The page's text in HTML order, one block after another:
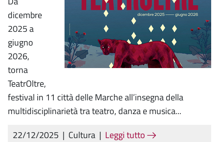
dicembre
2025 a
giugno
2026,
torna
TeatrOltre,
festival in 11 città delle Marche all’insegna della
multidisciplinarietà tra teatro, danza e musica...
22/12/2025 | Cultura | Leggi tutto